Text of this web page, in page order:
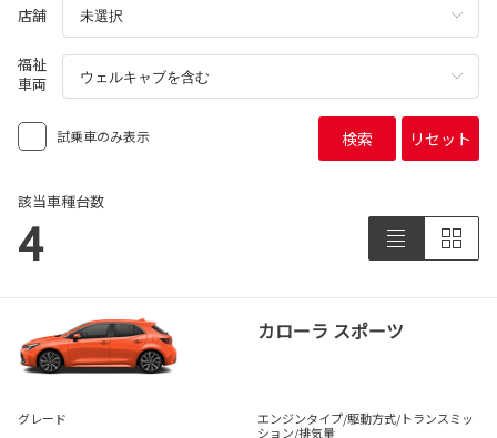
店舗
福祉
車両
試乗車のみ表示 検索 リセット
該当車種台数
4
カローラ スポーツ
グレード エンジンタイプ/駆動方式/トランスミッ
ション/排気量